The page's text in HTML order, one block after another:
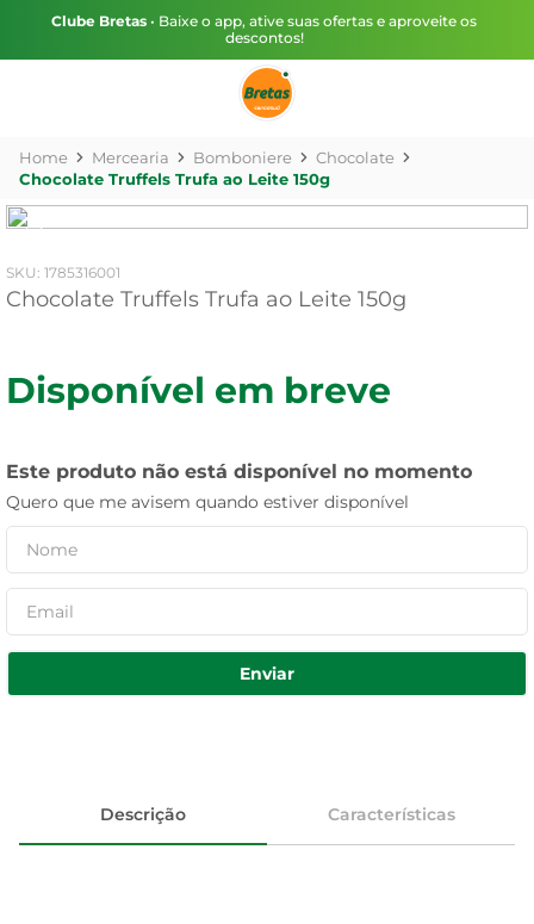
Clube Bretas • Baixe o app, ative suas ofertas e aproveite os
descontos!
Mercearia Bomboniere
Chocolate
Chocolate Truffels Trufa ao Leite 150g
: 1785316001
Chocolate Truffels Trufa ao Leite 150g
Disponível em breve
Este produto não está disponível no momento
Quero que me avisem quando estiver disponível
Enviar
Descrição Características